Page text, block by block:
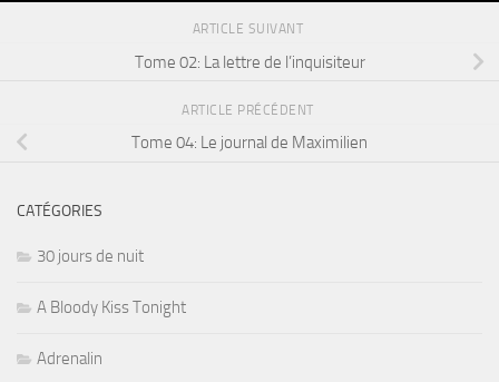
ARTICLE SUIVANT
Tome 02: La lettre de l’inquisiteur
ARTICLE PRÉCÉDENT
Tome 04: Le journal de Maximilien
CATÉGORIES
30 jours de nuit
A Bloody Kiss Tonight
Adrenalin